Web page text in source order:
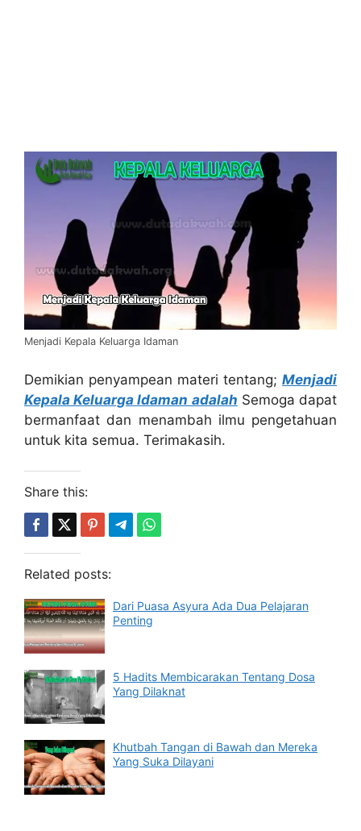
Menjadi Kepala Keluarga Idaman
Demikian penyampean materi tentang; Menjadi
Kepala Keluarga Idaman adalah Semoga dapat
bermanfaat dan menambah ilmu pengetahuan
untuk kita semua. Terimakasih.
Share this:
Related posts:
Dari Puasa Asyura Ada Dua Pelajaran
Penting
5 Hadits Membicarakan Tentang Dosa
Yang Dilaknat
Khutbah Tangan di Bawah dan Mereka
Yang Suka Dilayani